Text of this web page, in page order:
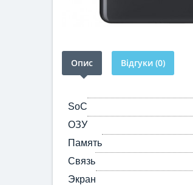
Опис Відгуки (0)
SoC
ОЗУ
Память
Связь
Экран